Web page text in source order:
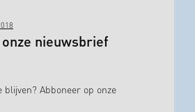
nieuwsbrief
Abboneer op onze